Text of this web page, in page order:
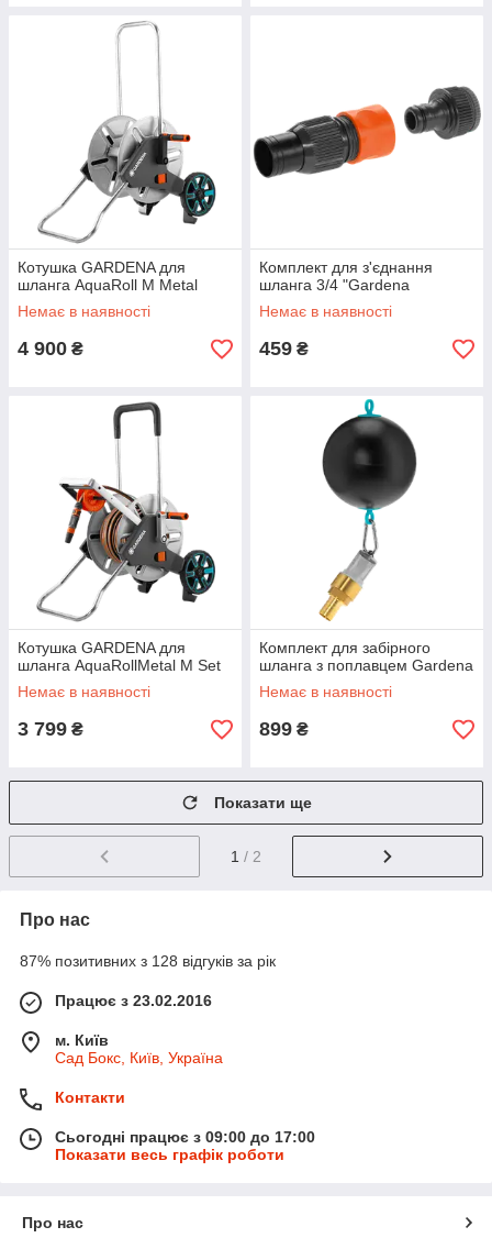
Котушка GARDENA для
шланга AquaRoll M Metal
Немає в наявності
4 900 ₴
Комплект для з'єднання
шланга 3/4 "Gardena
Немає в наявності
459 ₴
Котушка GARDENA для
шланга AquaRollMetal M Set
Немає в наявності
3 799 ₴
Комплект для забірного
шланга з поплавцем Gardena
Немає в наявності
899 ₴
Показати ще
1 / 2
Про нас
87% позитивних з 128 відгуків за рік
Працює з 23.02.2016
м. Київ
Сад Бокс, Київ, Україна
Контакти
Сьогодні працює з 09:00 до 17:00
Показати весь графік роботи
Про нас